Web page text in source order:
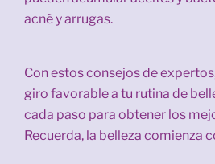
acné y arrugas.
Con estos consejos de
giro favorable a tu rutina de
cada paso para obtener los
Recuerda, la belleza comienza